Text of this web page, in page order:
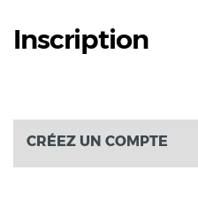
Inscription
CRÉEZ UN COMPTE